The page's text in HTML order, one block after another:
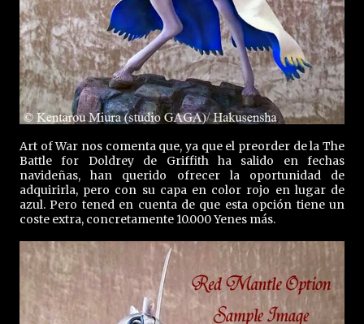
Art of War nos comenta que, ya que el preorder de la The
Battle for Doldrey de Griffith ha salido en fechas
navideñas, han querido ofrecer la oportunidad de
adquirirla, pero con su capa en color rojo en lugar de
azul. Pero tened en cuenta de que esta opción tiene un
coste extra, concretamente 10.000 Yenes más.